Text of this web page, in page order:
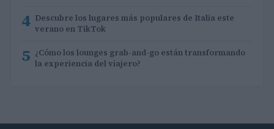
4 Descubre los lugares más populares de Italia este
verano en TikTok
5 ¿Cómo los lounges grab-and-go están transformando
la experiencia del viajero?